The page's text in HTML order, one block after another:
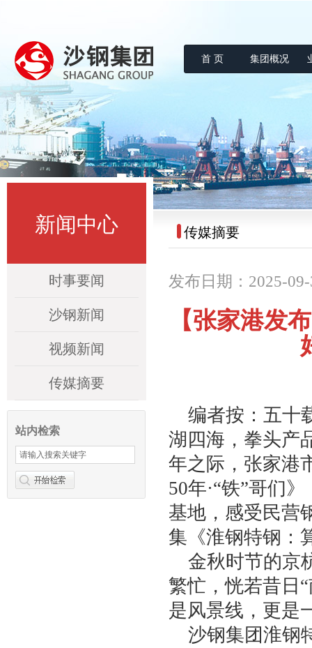
沙钢集团
首 页 集团概况
新闻中心
时事要闻
沙钢新闻
视频新闻
传媒摘要
站内检索
传媒摘要
发布日期：2025-
【张家港发
编者按：五十
湖四海，拳头产
年之际，张家港
50年·“铁”哥们
基地，感受民营
集《淮钢特钢：
金秋时节的京
繁忙，恍若昔日
是风景线，更是
沙钢集团淮钢